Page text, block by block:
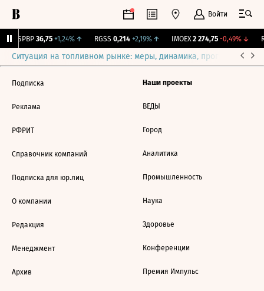
Войти
BSPBP 36,75 +1,24%↑ RGSS 0,214 +2,19%↑ IMOEX 2 274,75 -0,49%↓
Ситуация на топливном рынке: меры, динамика, прогнозы
Подписка
Реклама
РФРИТ
Справочник компаний
Подписка для юр.лиц
О компании
Редакция
Менеджмент
Архив
Наши проекты
ВЕДЫ
Город
Аналитика
Промышленность
Наука
Здоровье
Конференции
Премия Импульс